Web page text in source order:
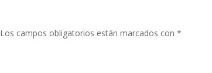
Los campos obligatorios están marcados con*